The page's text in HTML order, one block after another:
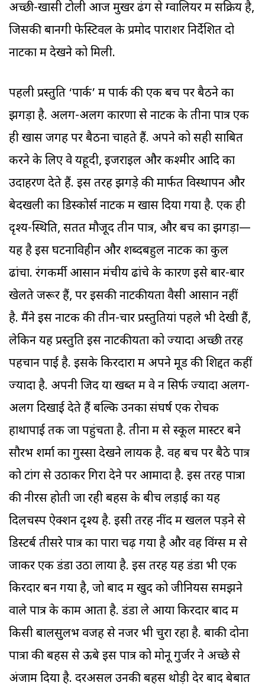
अच्छी-खासी टोली आज मुखर ढंग से ग्वालियर में सक्रिय है,
जिसकी बानगी फेस्टिवल के प्रमोद पाराशर निर्देशित दो
नाटकों में देखने को मिली.
पहली प्रस्तुति ‘पार्क’ में पार्क की एक बेंच पर बैठने का
झगड़ा है. अलग-अलग कारणों से नाटक के तीनों पात्र एक
ही खास जगह पर बैठना चाहते हैं. अपने को सही साबित
करने के लिए वे यहूदी, इजराइल और कश्मीर आदि का
उदाहरण देते हैं. इस तरह झगड़े की मार्फत विस्थापन और
बेदखली का डिस्कोर्स नाटक में खोंस दिया गया है. एक ही
दृश्य-स्थिति, सतत मौजूद तीन पात्र, और बेंच का झगड़ा—
यह है इस घटनाविहीन और शब्दबहुल नाटक का कुल
ढांचा. रंगकर्मी आसान मंचीय ढांचे के कारण इसे बार-बार
खेलते जरूर हैं, पर इसकी नाटकीयता वैसी आसान नहीं
है. मैंने इस नाटक की तीन-चार प्रस्तुतियां पहले भी देखी हैं,
लेकिन यह प्रस्तुति इस नाटकीयता को ज्यादा अच्छी तरह
पहचान पाई है. इसके किरदारों में अपने मूड की शिद्दत कहीं
ज्यादा है. अपनी जिद या खब्त में वे न सिर्फ ज्यादा अलग-
अलग दिखाई देते हैं बल्कि उनका संघर्ष एक रोचक
हाथापाई तक जा पहुंचता है. तीनों में से स्कूल मास्टर बने
सौरभ शर्मा का गुस्सा देखने लायक है. वह बेंच पर बैठे पात्र
को टांग से उठाकर गिरा देने पर आमादा है. इस तरह पात्रों
की नीरस होती जा रही बहस के बीच लड़ाई का यह
दिलचस्प ऐक्शन दृश्य है. इसी तरह नींद में खलल पड़ने से
डिस्टर्ब तीसरे पात्र का पारा चढ़ गया है और वह विंग्स में से
जाकर एक डंडा उठा लाया है. इस तरह यह डंडा भी एक
किरदार बन गया है, जो बाद में खुद को जीनियस समझने
वाले पात्र के काम आता है. डंडा ले आया किरदार बाद में
किसी बालसुलभ वजह से नजरें भी चुरा रहा है. बाकी दोनों
पात्रों की बहस से ऊबे इस पात्र को मोनू गुर्जर ने अच्छे से
अंजाम दिया है. दरअसल उनकी बहस थोड़ी देर बाद बेबात